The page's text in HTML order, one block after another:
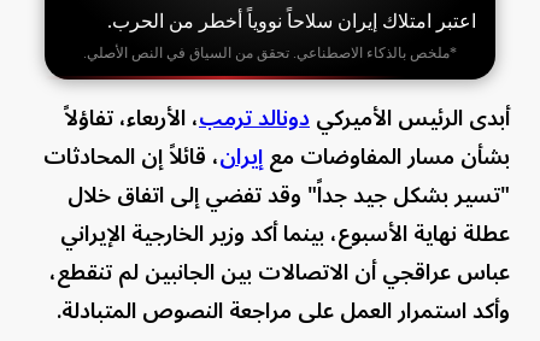
اعتبر امتلاك إيران سلاحاً نووياً أخطر من الحرب.
*ملخص بالذكاء الاصطناعي. تحقق من السياق في النص الأصلي.
أبدى الرئيس الأميركيدونالد ترمب، الأربعاء، تفاؤلاً
بشأن مسار المفاوضات معإيران، قائلاً إن المحادثات
"تسير بشكل جيد جداً" وقد تفضي إلى اتفاق خلال
عطلة نهاية الأسبوع، بينما أكد وزير الخارجية الإيراني
عباس عراقجي أن الاتصالات بين الجانبين لم تنقطع،
وأكد استمرار العمل على مراجعة النصوص المتبادلة.